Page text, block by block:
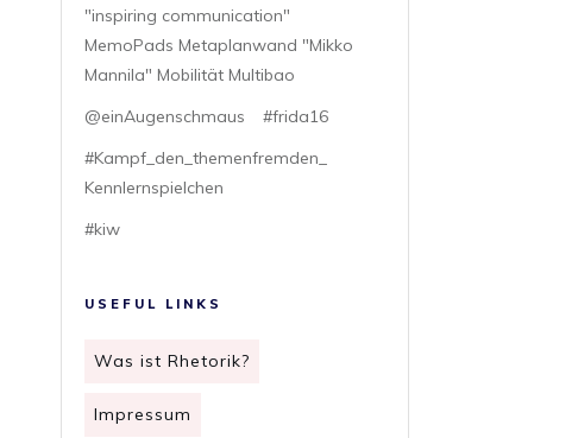
"inspiring communication"
MemoPads Metaplanwand "Mikko
Mannila" Mobilität Multibao
@einAugenschmaus
#frida16
#Kampf_den_themenfremden_
Kennlernspielchen
#kiw
USEFUL LINKS
Was ist Rhetorik?
Impressum